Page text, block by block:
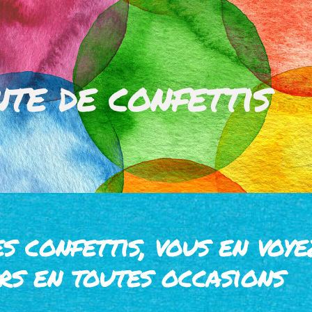
de confettis
confettis, vous en
en toutes occasions